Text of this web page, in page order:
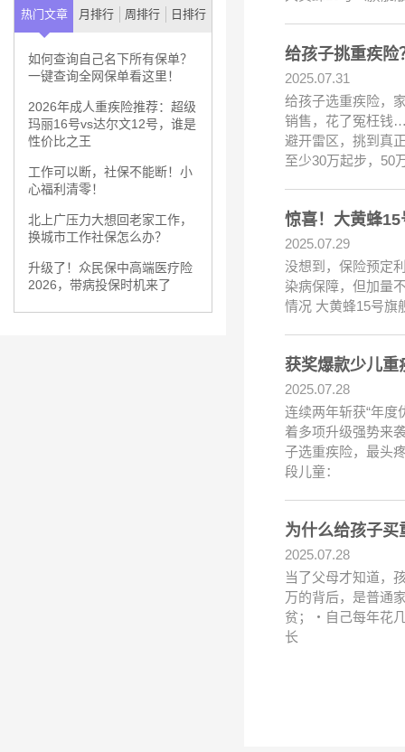
热门文章 月排行 周排行 日排行
如何查询自己名下所有保单？
一键查询全网保单看这里！
2026年成人重疾险推荐：超级
玛丽16号vs达尔文12号，谁是
性价比之王
工作可以断，社保不能断！小
心福利清零！
北上广压力大想回老家工作，
换城市工作社保怎么办？
升级了！众民保中高端医疗险
2026，带病投保时机来了
给孩子挑重疾险
2025.07.31
给孩子选重疾险，
销售，花了冤枉钱
避开雷区，挑到真
至少30万起步，50
惊喜！大黄蜂
2025.07.29
没想到，保险预定
染病保障，但加量
情况 大黄蜂15号旗
获奖爆款少儿重
2025.07.28
连续两年斩获“年度
着多项升级强势来
子选重疾险，最头
段儿童：
为什么给孩子买
2025.07.28
当了父母才知道，
万的背后，是普通
贫；・自己每年花
长